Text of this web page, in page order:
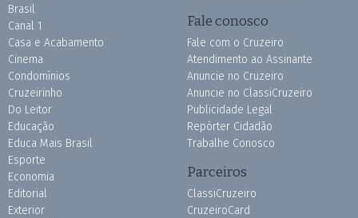
Brasil
Canal 1
Casa e Acabamento
Cinema
Condomínios
Cruzeirinho
Do Leitor
Educação
Educa Mais Brasil
Esporte
Economia
Editorial
Exterior
Fale conosco
Fale com o Cruzeiro
Atendimento ao Assinante
Anuncie no Cruzeiro
Anuncie no ClassiCruzeiro
Publicidade Legal
Repórter Cidadão
Trabalhe Conosco
Parceiros
ClassiCruzeiro
CruzeiroCard